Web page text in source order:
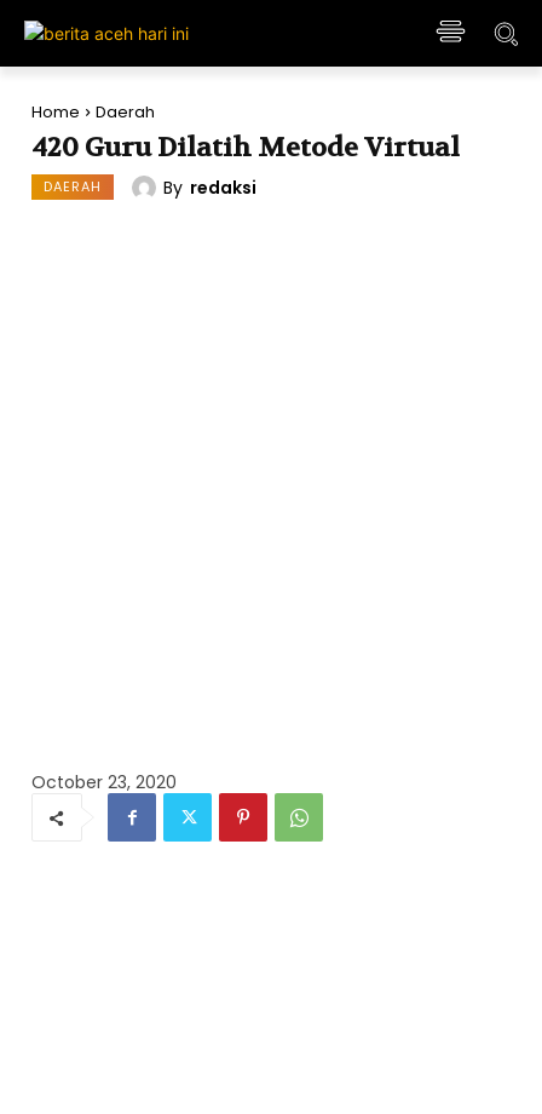
Home Daerah
420 Guru Dilatih Metode Virtual
DAERAH By redaksi
October 23, 2020